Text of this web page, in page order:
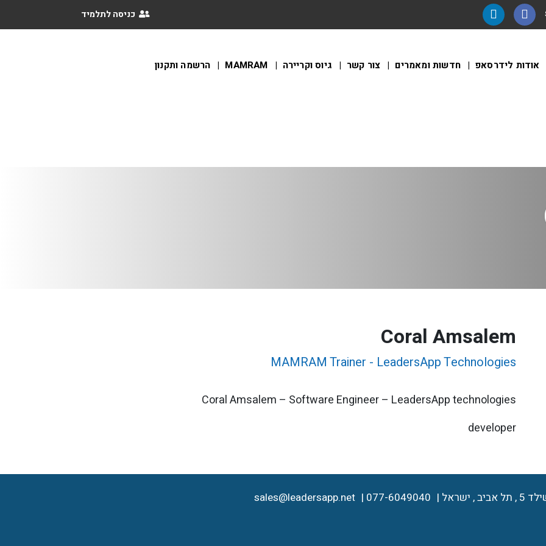
כניסה לתלמיד
אודות לידרסאפ חדשות ומאמרים צור קשר גיוס וקריירה MAMRAM הרשמה ותקנון
Coral Amsalem
MAMRAM Trainer - LeadersApp Technologies
Coral Amsalem – Software Engineer – LeadersApp technologies
developer
, ישראל 077-6049040
sales@leadersapp.net